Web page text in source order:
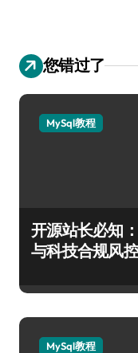
您错过了
MySql教程
开源站长必知
与科技合规风
MySql教程